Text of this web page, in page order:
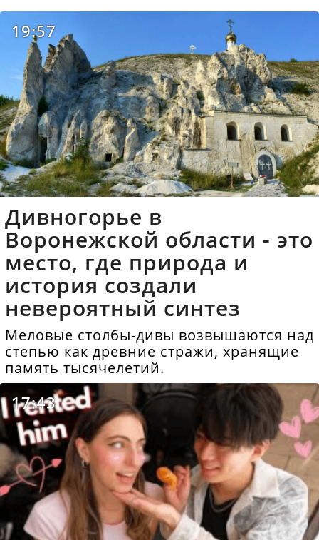
19:57
Дивногорье в
Воронежской области - это
место, где природа и
история создали
невероятный синтез
Меловые столбы-дивы возвышаются над
степью как древние стражи, хранящие
память тысячелетий.
17:43